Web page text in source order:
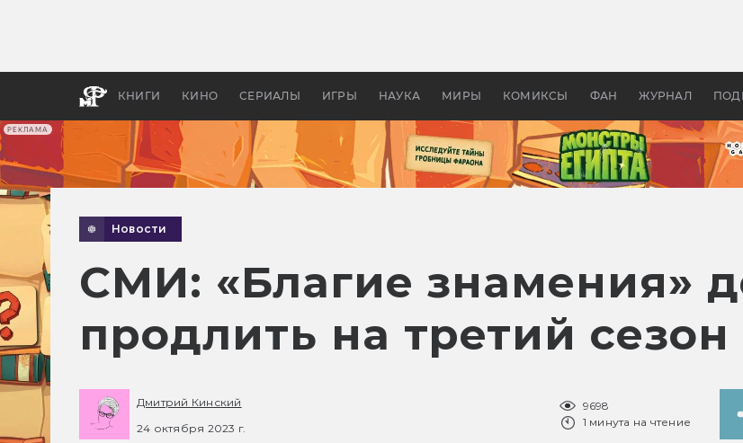
РЕКЛАМА
КНИГИ КИНО СЕРИАЛЫ ИГРЫ НАУКА МИРЫ КОМИКСЫ ФАН ЖУРНАЛ
бы «Властелина колец»
Древней
Новости
СМИ: «Благие знамения»
продлить на третий сезон
Дмитрий Кинский
24 октября 2023 г.
9698
1 минута на чтение